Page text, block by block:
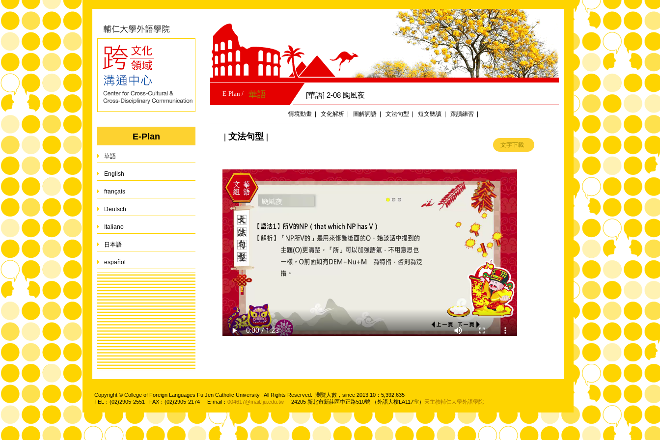
E-Plan
華語
English
français
Deutsch
Italiano
日本語
español
E-Plan / 華語 [華語] 2-08 颱風夜
情境動畫| 文化解析| 圖解詞語| 文法句型 短文聽讀| 跟讀練習
| 文法句型 |
文字下載
Copyright © College of Foreign Languages Fu Jen Catholic University . All Rights Reserved. 瀏覽人數，since 2013.10：5,392,635
TEL：(02)2905-2551 FAX：(02)2905-2174 E-mail： 004617@mail.fju.edu.tw 24205 新北市新莊區中正路510號 （外語大樓LA117室） 天主教輔仁大學外語學院